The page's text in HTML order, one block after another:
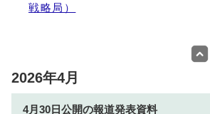
戦略局）
2026年4月
4月30日公開の報道発表資料